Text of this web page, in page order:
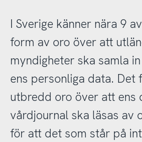
I Sverige känner nära 9
form av oro över att
myndigheter ska samla
ens personliga data. Det
utbredd oro över att ens
vårdjournal ska läsas av
för att det som står på